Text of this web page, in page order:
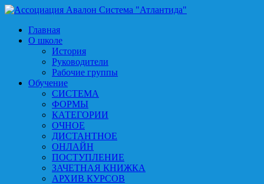
Главная
О школе
История
Руководители
Рабочие группы
Обучение
СИСТЕМА
ФОРМЫ
КАТЕГОРИИ
ОЧНОЕ
ДИСТАНТНОЕ
ОНЛАЙН
ПОСТУПЛЕНИЕ
ЗАЧЕТНАЯ КНИЖКА
АРХИВ КУРСОВ